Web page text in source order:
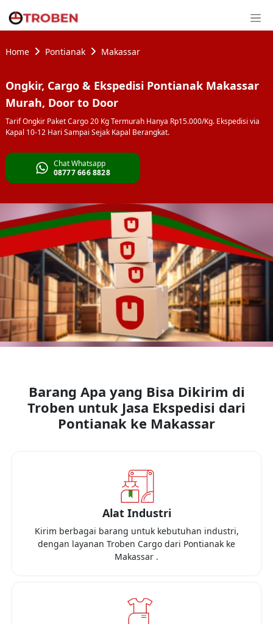
Home Pontianak Makassar
Ongkir, Cargo & Ekspedisi Pontianak Makassar
Murah, Door to Door
Tarif Ongkir Paket Cargo 20 Kg Termurah Hanya Rp15.000/Kg. Ekspedisi via
Kapal 10-12 Hari Sampai Sejak Kapal Berangkat.
Chat Whatsapp
08777 666 8828
Barang Apa yang Bisa Dikirim di
Troben untuk Jasa Ekspedisi dari
Pontianak ke Makassar
Alat Industri
Kirim berbagai barang untuk kebutuhan industri,
dengan layanan Troben Cargo dari Pontianak ke
Makassar .